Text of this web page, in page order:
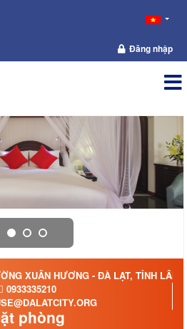
Đăng nhập
XUÂN HƯƠNG - ĐÀ LẠT, TỈNH LÂM
0933335210
phòng